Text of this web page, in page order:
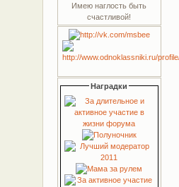
Имею наглость быть
счастливой!
Наградки